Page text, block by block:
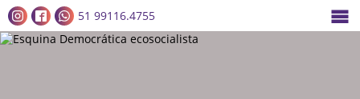
51 99116.4755